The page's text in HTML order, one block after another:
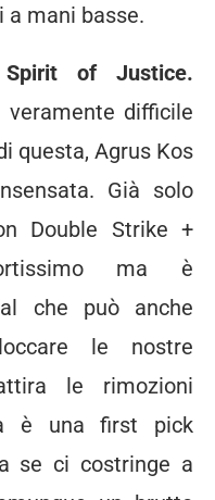
a mani basse.
of Justice.
difficile
questa, Agrus Kos
Già solo
Double Strike +
ma è
che può anche
le nostre
le rimozioni
è una first pick
se ci costringe a